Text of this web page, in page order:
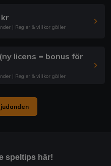
| Regler & villkor gäller
licens = bonus för
| Regler & villkor gäller
speltips här!